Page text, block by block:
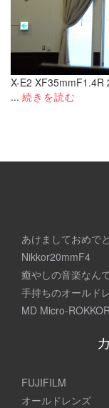
X-E2 XF35mmF1.4R
... 続きを読む
あけましておめで
Nikkor20mmF4
癒やしの音楽なんて
手持ちのオールド
MD Micro-
FUJIFILM
オールドレンズ